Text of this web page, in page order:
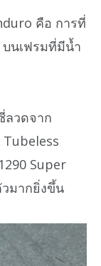
คือ การที่
บนเฟรมที่มีน้ำ
ลวดจาก
Super
มากยิ่งขึ้น